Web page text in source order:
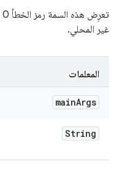
غير المحلي.
المعلمات
mainArgs
String